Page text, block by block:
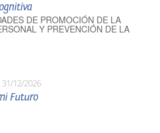
DE PROMOCIÓN DE LA
Y PREVENCIÓN DE LA
31/12/2026
Futuro